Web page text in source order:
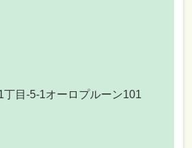
目-5-1オーロプルーン101